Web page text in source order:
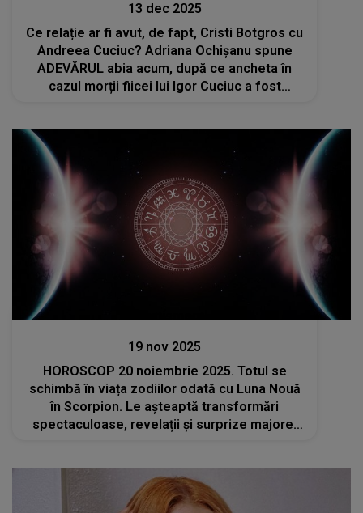
13 dec 2025
Ce relație ar fi avut, de fapt, Cristi Botgros cu
Andreea Cuciuc? Adriana Ochișanu spune
ADEVĂRUL abia acum, după ce ancheta în
cazul morții fiicei lui Igor Cuciuc a fost
19 nov 2025
HOROSCOP 20 noiembrie 2025. Totul se
schimbă în viața zodiilor odată cu Luna Nouă
în Scorpion. Le așteaptă transformări
spectaculoase, revelații și surprize majore.